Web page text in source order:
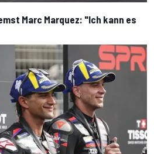
Marc Marquez: "Ich kann es